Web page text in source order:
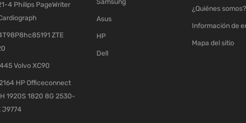
4 Philips PageWriter
ZTE
Volvo XC90
HP Officeconnect
1920S 1820 8G 2530-
J9774
Samsung
Asus
HP
Dell
¿Quiénes somos?
Información de
Mapa del sitio